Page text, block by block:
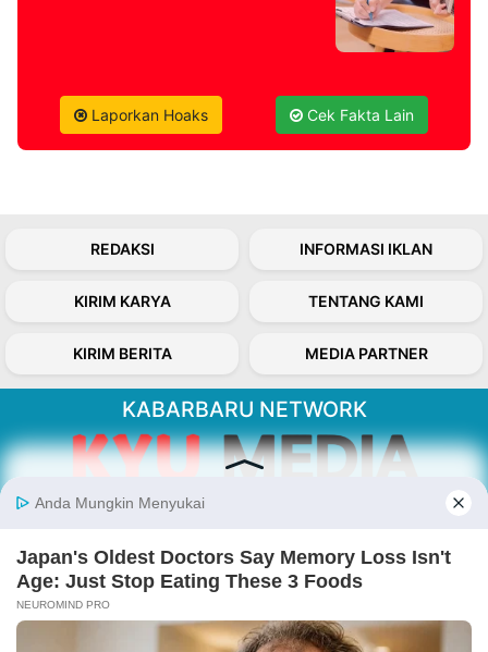
Laporkan Hoaks Cek Fakta Lain
REDAKSI INFORMASI IKLAN
KIRIM KARYA TENTANG KAMI
KIRIM BERITA MEDIA PARTNER
KABARBARU NETWORK
Kabarbaru.co menyajikan berita aktual dan
inspiratif dari sudut pandang berbaik sangka